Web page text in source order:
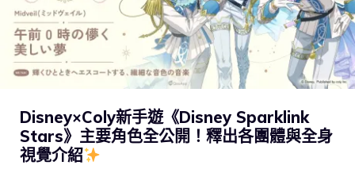
Disney×Coly新手遊《Disney Sparklink
Stars》主要角色全公開！釋出各團體與全身
視覺介紹